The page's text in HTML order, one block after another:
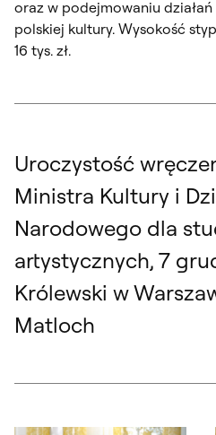
oraz w podejmowaniu
polskiej kultury. Wysokość
16 tys. zł.
Uroczystość
Ministra Kultury i
Narodowego dla
artystycznych, 7
Królewski w
Matloch